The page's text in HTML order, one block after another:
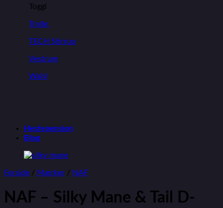
Toggi
Trolle
TECH Stirrup
Vestrum
Wahl
Hestepension
Blog
Forside / Mærker / NAF
NAF – Silky Mane & Tail D-